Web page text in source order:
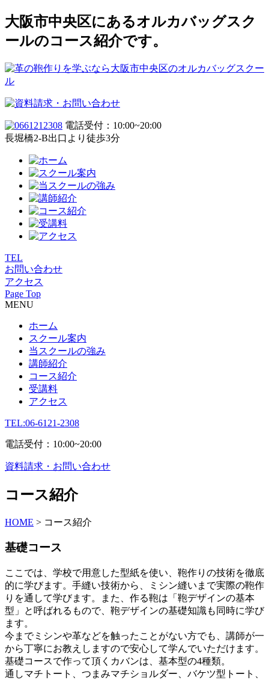
大阪市中央区にあるオルカバッグスク
ールのコース紹介です。
電話受付：10:00~20:00
長堀橋2-B出口より徒歩3分
TEL
お問い合わせ
アクセス
Page Top
MENU
ホーム
スクール案内
当スクールの強み
講師紹介
コース紹介
受講料
アクセス
TEL:06-6121-2308
電話受付：10:00~20:00
資料請求・お問い合わせ
コース紹介
HOME > コース紹介
基礎コース
ここでは、学校で用意した型紙を使い、鞄作りの技術を徹底
的に学びます。手縫い技術から、ミシン縫いまで実際の鞄作
りを通して学びます。また、作る鞄は「鞄デザインの基本
型」と呼ばれるもので、鞄デザインの基礎知識も同時に学び
ます。
今までミシンや革などを触ったことがない方でも、講師が一
から丁寧にお教えしますので安心して学んでいただけます。
基礎コースで作って頂くカバンは、基本型の4種類。
通しマチトート、つまみマチショルダー、バケツ型トート、